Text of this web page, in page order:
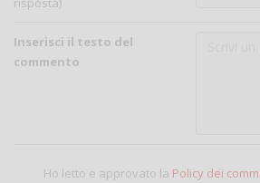
Inserisci il testo del
commento
Ho letto e approvato la Policy dei